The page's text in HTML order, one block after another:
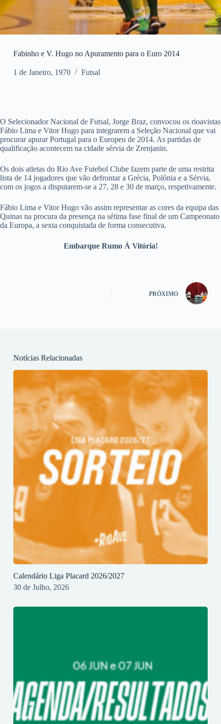
Fabinho e V. Hugo no Apuramento para o Euro 2014
1 de Janeiro, 1970 Futsal
O Selecionador Nacional de Futsal, Jorge Braz, convocou os rioavistas
Fábio Lima e Vitor Hugo para integrarem a Seleção Nacional que vai
procurar apurar Portugal para o Europeu de 2014. As partidas de
qualificação acontecem na cidade sérvia de Zrenjanin.
Os dois atletas do Rio Ave Futebol Clube fazem parte de uma restrita
lista de 14 jogadores que vão defrontar a Grécia, Polónia e a Sérvia,
com os jogos a disputarem-se a 27, 28 e 30 de março, respetivamente.
Fábio Lima e Vitor Hugo vão assim representar as cores da equipa das
Quinas na procura da presença na sétima fase final de um Campeonato
da Europa, a sexta conquistada de forma consecutiva.
Embarque Rumo À Vitória!
PRÓXIMO
Notícias Relacionadas
Calendário Liga Placard 2026/2027
30 de Julho, 2026